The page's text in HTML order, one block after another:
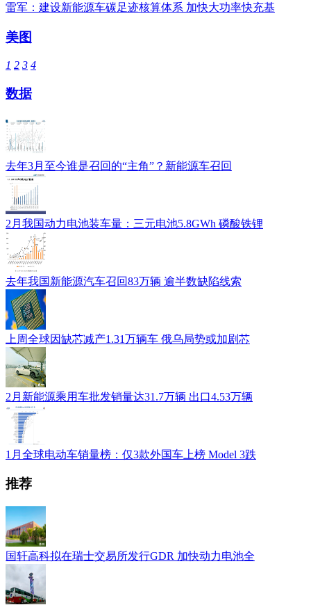
雷军：建设新能源车碳足迹核算体系 加快大功率快充基
美图
1 2 3 4
数据
去年3月至今谁是召回的“主角”？新能源车召回
2月我国动力电池装车量：三元电池5.8GWh 磷酸铁锂
去年我国新能源汽车召回83万辆 逾半数缺陷线索
上周全球因缺芯减产1.31万辆车 俄乌局势或加剧芯
2月新能源乘用车批发销量达31.7万辆 出口4.53万辆
1月全球电动车销量榜：仅3款外国车上榜 Model 3跌
推荐
国轩高科拟在瑞士交易所发行GDR 加快动力电池全